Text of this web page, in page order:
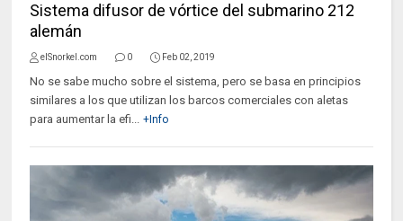
Sistema difusor de vórtice del submarino 212
alemán
elSnorkel.com 0 Feb 02, 2019
No se sabe mucho sobre el sistema, pero se basa en principios
similares a los que utilizan los barcos comerciales con aletas
para aumentar la efi... +Info